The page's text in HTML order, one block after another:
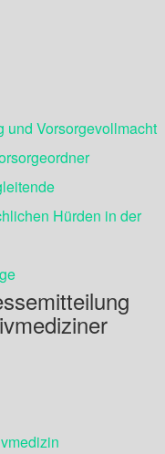
und Vorsorgevollmacht
Hürden in der